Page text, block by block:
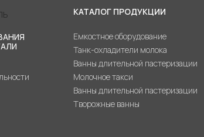
КАТАЛОГ ПРОДУКЦИИ
Емкостное оборудование
Танк-охладители молока
Ванны длительной пастеризации
Молочное такси
Ванны длительной пастеризации
Творожные ванны